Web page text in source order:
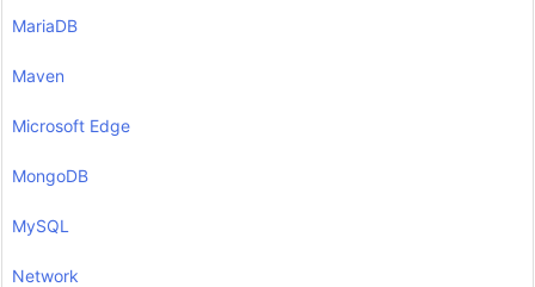
MariaDB
Maven
Microsoft Edge
MongoDB
MySQL
Network